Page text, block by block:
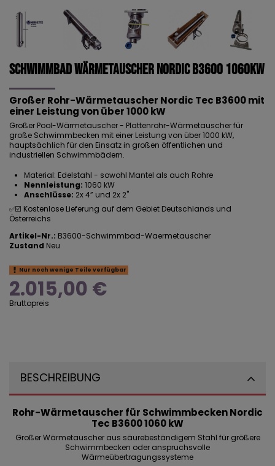
Schwimmbad Wärmetauscher NORDIC B3600 1060kW
Großer Rohr-Wärmetauscher Nordic Tec B3600 mit
einer Leistung von über 1000 kW
Großer Pool-Wärmetauscher - Plattenrohr-Wärmetauscher für
große Schwimmbecken mit einer Leistung von über 1000 kW,
hauptsächlich für den Einsatz in großen öffentlichen und
industriellen Schwimmbädern.
Material: Edelstahl - sowohl Mantel als auch Rohre
Nennleistung: 1060 kW
Anschlüsse: 2x 4” und 2x 2"
✅☑️ Kostenlose Lieferung auf dem Gebiet Deutschlands und
Österreichs
Artikel-Nr.: B3600-Schwimmbad-Waermetauscher
Zustand Neu
Nur noch wenige Teile verfügbar
2.015,00 €
Bruttopreis
BESCHREIBUNG
Rohr-Wärmetauscher für Schwimmbecken Nordic
Tec B3600 1060 kW
Großer Wärmetauscher aus säurebeständigem Stahl für größere
Schwimmbecken oder anspruchsvolle
Wärmeübertragungssysteme